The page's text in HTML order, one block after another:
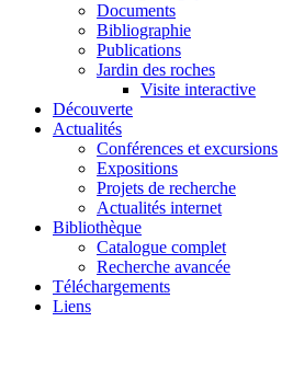
Documents
Bibliographie
Publications
Jardin des roches
Visite interactive
Découverte
Actualités
Conférences et excursions
Expositions
Projets de recherche
Actualités internet
Bibliothèque
Catalogue complet
Recherche avancée
Téléchargements
Liens